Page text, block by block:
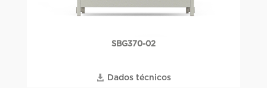
SBG370-02
Dados técnicos